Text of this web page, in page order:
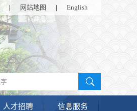
| 网站地图 | English
人才招聘 信息服务